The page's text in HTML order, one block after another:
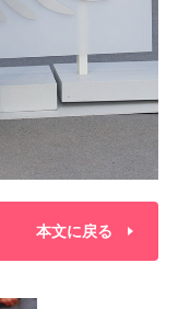
本文に戻る